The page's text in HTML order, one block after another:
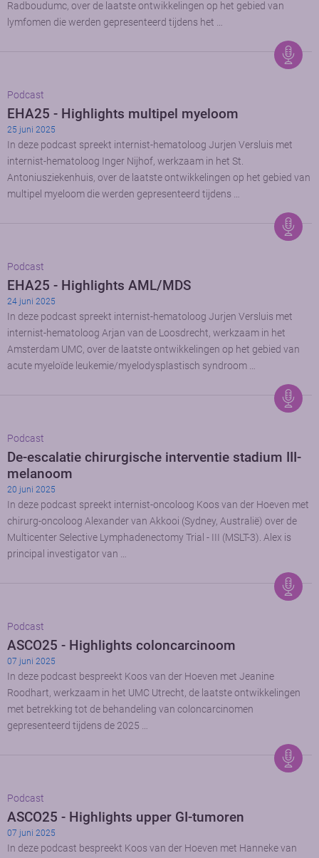
Radboudumc, over de laatste ontwikkelingen op het gebied van
lymfomen die werden gepresenteerd tijdens het …
Podcast
EHA25 - Highlights multipel myeloom
25 juni 2025
In deze podcast spreekt internist-hematoloog Jurjen Versluis met
internist-hematoloog Inger Nijhof, werkzaam in het St.
Antoniusziekenhuis, over de laatste ontwikkelingen op het gebied van
multipel myeloom die werden gepresenteerd tijdens …
Podcast
EHA25 - Highlights AML/MDS
24 juni 2025
In deze podcast spreekt internist-hematoloog Jurjen Versluis met
internist-hematoloog Arjan van de Loosdrecht, werkzaam in het
Amsterdam UMC, over de laatste ontwikkelingen op het gebied van
acute myeloïde leukemie/myelodysplastisch syndroom …
Podcast
De-escalatie chirurgische interventie stadium III-
melanoom
20 juni 2025
In deze podcast spreekt internist-oncoloog Koos van der Hoeven met
chirurg-oncoloog Alexander van Akkooi (Sydney, Australië) over de
Multicenter Selective Lymphadenectomy Trial - III (MSLT-3). Alex is
principal investigator van …
Podcast
ASCO25 - Highlights coloncarcinoom
07 juni 2025
In deze podcast bespreekt Koos van der Hoeven met Jeanine
Roodhart, werkzaam in het UMC Utrecht, de laatste ontwikkelingen
met betrekking tot de behandeling van coloncarcinomen
gepresenteerd tijdens de 2025 …
Podcast
ASCO25 - Highlights upper GI-tumoren
07 juni 2025
In deze podcast bespreekt Koos van der Hoeven met Hanneke van